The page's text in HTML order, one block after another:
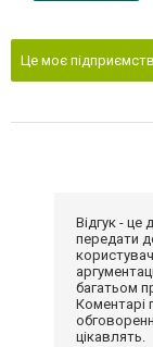
Це моє
Відгук - це
передати
багатьом
Коментарі
цікавлять.